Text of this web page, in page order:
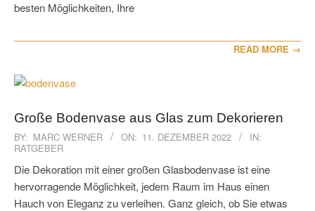
besten Möglichkeiten, Ihre
READ MORE →
Große Bodenvase aus Glas zum Dekorieren
2022-
12-
11
BY: MARC WERNER ON: 11. DEZEMBER 2022
IN:
RATGEBER
Die Dekoration mit einer großen Glasbodenvase ist eine
hervorragende Möglichkeit, jedem Raum im Haus einen
Hauch von Eleganz zu verleihen. Ganz gleich, ob Sie etwas